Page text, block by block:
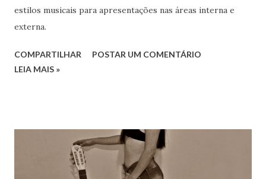
estilos musicais para apresentações nas áreas interna e
externa.
COMPARTILHAR
POSTAR UM COMENTÁRIO
LEIA MAIS »